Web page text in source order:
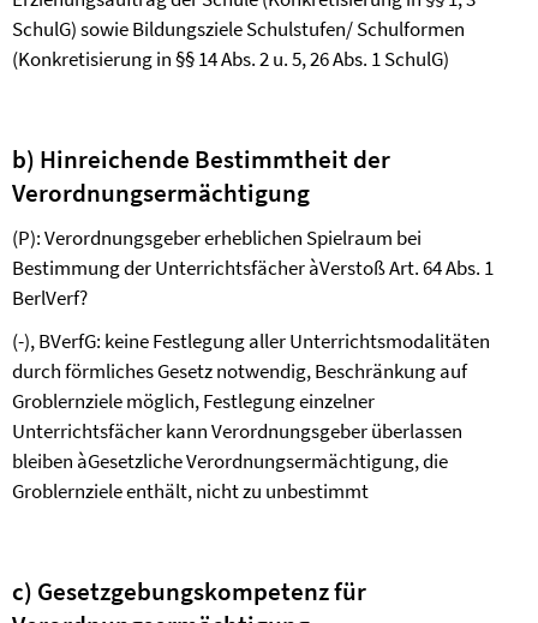
SchulG) sowie Bildungsziele Schulstufen/ Schulformen
(Konkretisierung in §§ 14 Abs. 2 u. 5, 26 Abs. 1 SchulG)
b) Hinreichende Bestimmtheit der
Verordnungsermächtigung
(P): Verordnungsgeber erheblichen Spielraum bei
Bestimmung der UnterrichtsfächeràVerstoß Art. 64 Abs. 1
BerlVerf?
(-), BVerfG: keine Festlegung aller Unterrichtsmodalitäten
durch förmliches Gesetz notwendig, Beschränkung auf
Groblernziele möglich, Festlegung einzelner
Unterrichtsfächer kann Verordnungsgeber überlassen
bleiben àGesetzliche Verordnungsermächtigung, die
Groblernziele enthält, nicht zu unbestimmt
c) Gesetzgebungskompetenz für